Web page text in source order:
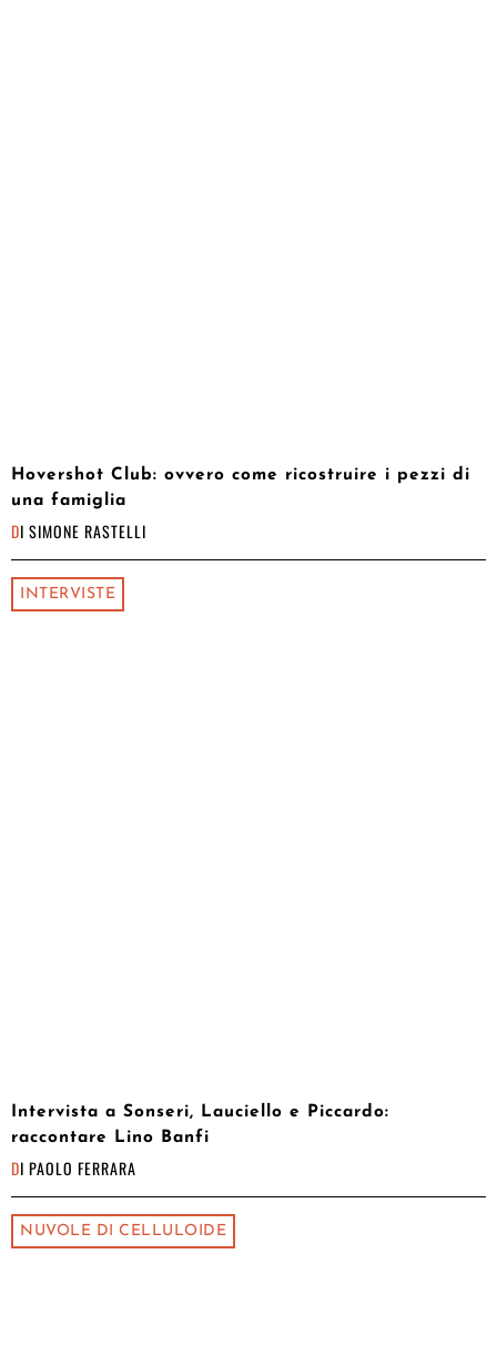
Hovershot Club: ovvero come ricostruire i pezzi di
una famiglia
DI SIMONE RASTELLI
INTERVISTE
Intervista a Sonseri, Lauciello e Piccardo:
raccontare Lino Banfi
DI PAOLO FERRARA
NUVOLE DI CELLULOIDE